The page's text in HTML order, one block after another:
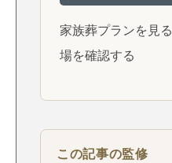
家族葬プランを見る
場を確認する
この記事の監修